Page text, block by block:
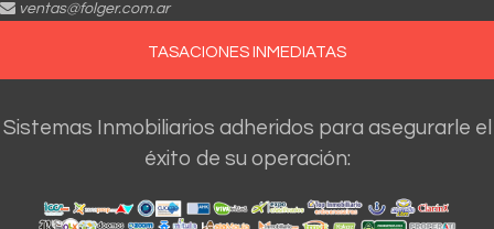
ventas@folger.com.ar
TASACIONES INMEDIATAS
Sistemas Inmobiliarios adheridos para asegurarle el
éxito de su operación: